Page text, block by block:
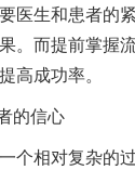
医生和患者的
。而提前掌握
高成功率。
的信心
个相对复杂的